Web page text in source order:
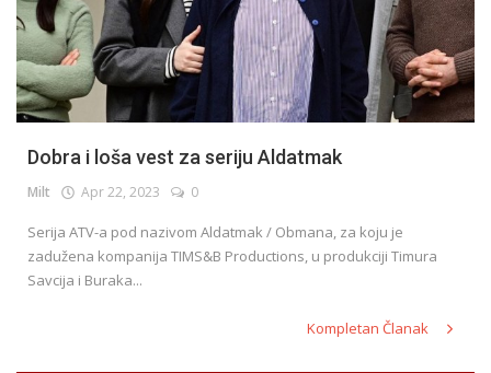
Dobra i loša vest za seriju Aldatmak
Milt Apr 22, 2023 0
Serija ATV-a pod nazivom Aldatmak / Obmana, za koju je
zadužena kompanija TIMS&B Productions, u produkciji Timura
Savcija i Buraka...
Kompletan Članak